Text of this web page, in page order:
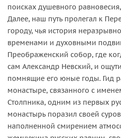
поисках душевного
Далее, наш путь пролегал к
городу, чья история
временами и духовными
Преображенский собор, где
сам Александр Невский, и
помнящие его юные годы. Гид
монастыре, связанного с
Столпника, одним из первых
монастырь поразил своей
наполненной смирением